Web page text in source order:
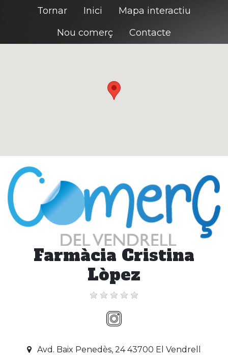
Tornar Inici
Mapa interactiu
Nou comerç
Contacte
Farmàcia Cristina
Lòpez
Avd. Baix Penedès, 24 43700 El Vendrell